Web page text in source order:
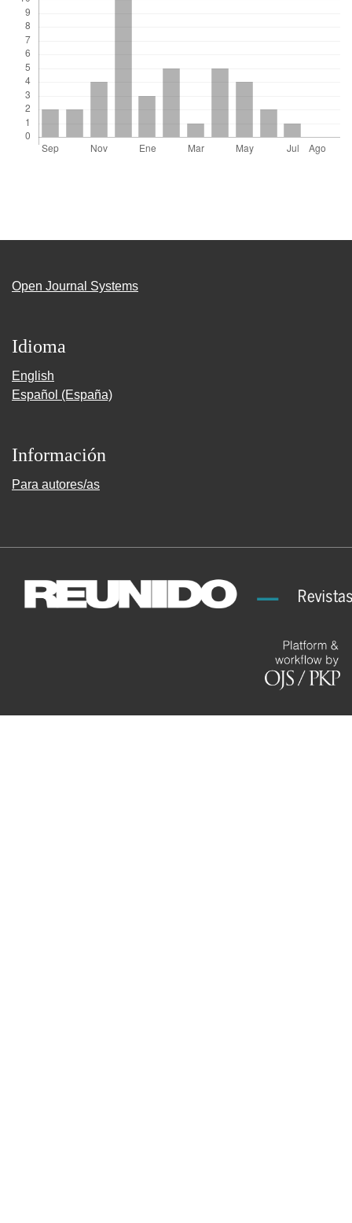
Open Journal Systems
Idioma
English
Español (España)
Información
Para autores/as